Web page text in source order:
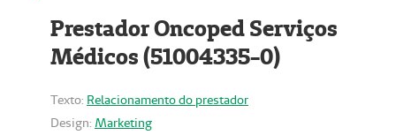
Prestador Oncoped Serviços
Médicos (51004335-0)
Texto: Relacionamento do prestador
Design: Marketing